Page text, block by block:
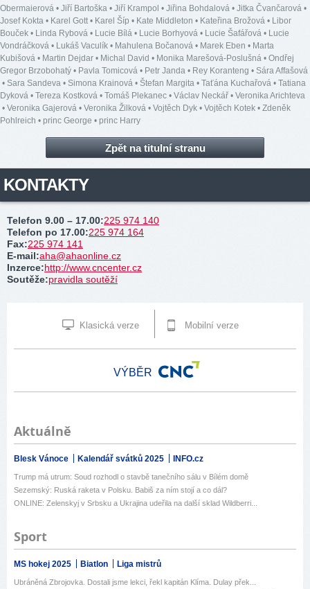
Obermaierová • Jiří Bartoška • Jiří Krampol • Jiřina Bohdalová • Jitka Čvančarová •
Josef Kokta • Karel Gott • Karel Šíp • Kate Middleton • Kateřina Brožová • Libor
Bouček • Linda Rybová • Lucie Bílá • Lucie Borhyová • Lucie Šafářová • Lucie
Vondráčková • Lukáš Vaculík • Mahulena Bočanová • Marek Eben • Marta
Kubišová • Martin Dejdar • Michal David • Monika Marešová-Poslušná • Ondřej
Gregor Brzobohatý • Pavla Tomicová • Petr Janda • Rey Koranteng • Sára Affašová
• Sara Sandeva • Simona Krainová • Štefan Margita • Taťána Kuchařová • Tatiana
Dyková • Tereza Kostková • Tomáš Plekanec • Václav Neckář • Veronika Arichteva
• Veronika Gajerová • Veronika Žilková • Vojtěch Dyk • Vojtěch Kotek • Zdeněk
Pohlreich • princ George • princ Harry
Zpět na titulní stranu
KONTAKTY
Telefon 9.00 – 17.00:225 974 140
Telefon po 17.00:225 974 164
Fax:225 974 141
E-mail:aha@ahaonline.cz
Inzerce:http://www.cncenter.cz
Soutěže:pravidla soutěží
Klasická verze Mobilní verze
VÝBĚR
Aktuálně
Blesk Vánoce Kalendář svátků 2025 INFO.cz
Trump má utrum: Soud rozhodl o stavbě tanečního sálu v Bílém domě
Sezemský: Ruská raketa v Polsku. Babiš za ním stojí a co dál?
ONLINE: Zelenskyj v Srbsku a Ukrajina udeřila na další sklad Wildberri...
Sport
MS hokej 2025 Biatlon Liga mistrů
Ubráněná Zbrojovka. Dostali jsme lekci, řekl kapitán Klíma. Dulay přek...